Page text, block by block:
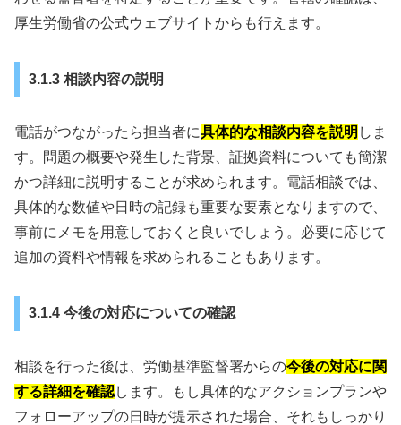
厚生労働省の公式ウェブサイトからも行えます。
3.1.3 相談内容の説明
電話がつながったら担当者に具体的な相談内容を説明 しま
す。問題の概要や発生した背景、証拠資料についても簡潔
かつ詳細に説明することが求められます。電話相談では、
具体的な数値や日時の記録も重要な要素となりますので、
事前にメモを用意しておくと良いでしょう。必要に応じて
追加の資料や情報を求められることもあります。
3.1.4 今後の対応についての確認
相談を行った後は、労働基準監督署からの今後の対応に関
する詳細を確認します。もし具体的なアクションプランや
フォローアップの日時が提示された場合、それもしっかり